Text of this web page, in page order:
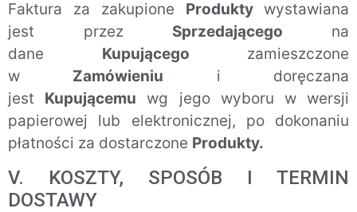
Faktura za zakupione Produkty wystawiana
jest przez Sprzedającego na
dane Kupującego zamieszczone
w Zamówieniu i doręczana
jest Kupującemu wg jego wyboru w wersji
papierowej lub elektronicznej, po dokonaniu
płatności za dostarczone Produkty.
V. KOSZTY, SPOSÓB I TERMIN
DOSTAWY